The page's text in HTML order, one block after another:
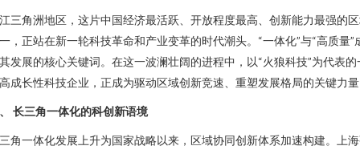
三角洲地区，这片中国经济最活跃、开放程度最高、创新能力最强的
，正站在新一轮科技革命和产业变革的时代潮头。“一体化”与“高质量”
发展的核心关键词。在这一波澜壮阔的进程中，以“火狼科技”为代表的
成长性科技企业，正成为驱动区域创新竞速、重塑发展格局的关键力
长三角一体化的科创新语境
角一体化发展上升为国家战略以来，区域协同创新体系加速构建。上